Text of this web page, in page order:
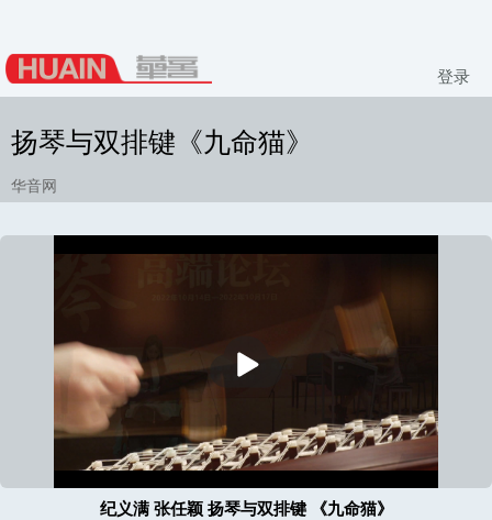
登录
扬琴与双排键《九命猫》
华音网
放
纪义满 张任颖 扬琴与双排键 《九命猫》